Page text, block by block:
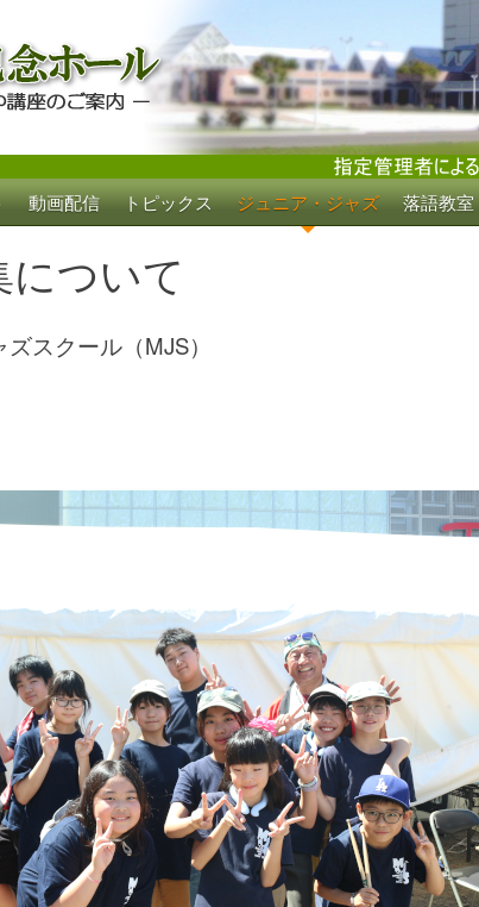
ホール
内
動画配信 トピックス ジュニア・ジャズ 落語教室
について
スクール（MJS）